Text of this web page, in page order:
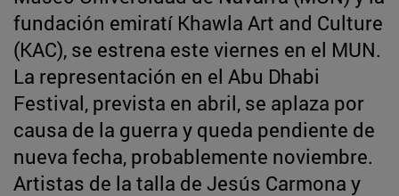
fundación emiratí Khawla Art and Culture
(KAC), se estrena este viernes en el MUN.
La representación en el Abu Dhabi
Festival, prevista en abril, se aplaza por
causa de la guerra y queda pendiente de
nueva fecha, probablemente noviembre.
Artistas de la talla de Jesús Carmona y